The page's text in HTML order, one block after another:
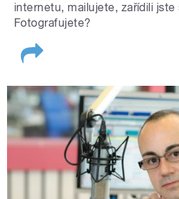
internetu, mailujete, zařídili
Fotografujete?